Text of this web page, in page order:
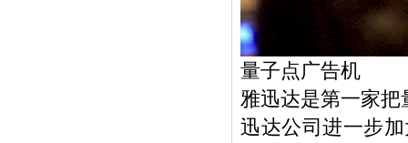
量子点广告机
雅迅达是第一家
迅达公司进一步